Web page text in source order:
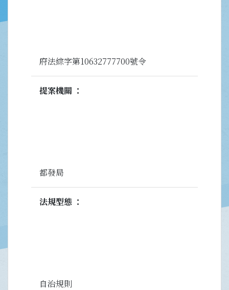
府法綜字第10632777700號令
提案機關
都發局
法規型態
自治規則